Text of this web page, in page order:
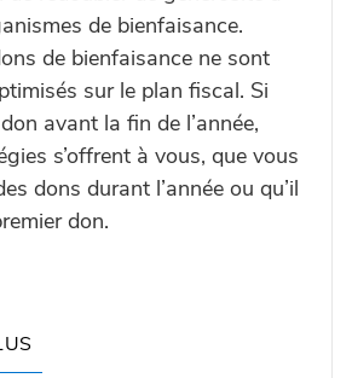
de bienfaisance.
de bienfaisance ne sont
sur le plan fiscal. Si
avant la fin de l’année,
s’offrent à vous, que vous
dons durant l’année ou qu’il
don.